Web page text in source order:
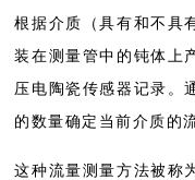
根据介质（具有和不具
装在测量管中的钝体上
压电陶瓷传感器记录。
的数量确定当前介质的
这种流量测量方法被称